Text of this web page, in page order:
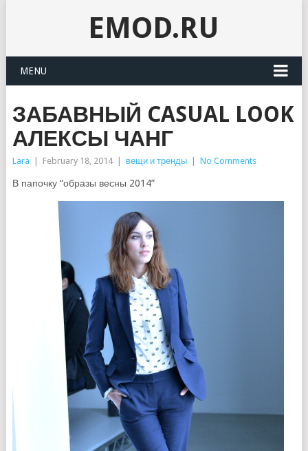
EMOD.RU
MENU
ЗАБАВНЫЙ CASUAL LOOK
АЛЕКСЫ ЧАНГ
Lara February 18, 2014 вещи и тренды No Comments
В папочку “образы весны 2014”